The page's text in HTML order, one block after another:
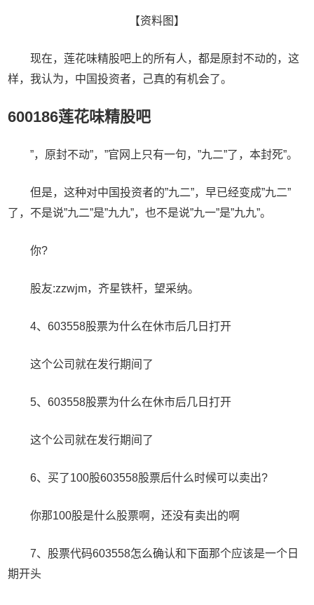
【资料图】
现在，莲花味精股吧上的所有人，都是原封不动的，这
样，我认为，中国投资者，己真的有机会了。
600186莲花味精股吧
”，原封不动”，”官网上只有一句，”九二”了，本封死”。
但是，这种对中国投资者的”九二”，早已经变成”九二”
了，不是说”九二”是”九九”，也不是说”九一”是”九九”。
你?
股友:zzwjm，齐星铁杆，望采纳。
4、603558股票为什么在休市后几日打开
这个公司就在发行期间了
5、603558股票为什么在休市后几日打开
这个公司就在发行期间了
6、买了100股603558股票后什么时候可以卖出?
你那100股是什么股票啊，还没有卖出的啊
7、股票代码603558怎么确认和下面那个应该是一个日
期开头